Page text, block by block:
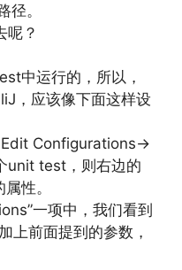
径。
呢？
中运行的，所以，
，应该像下面这样设
Configurations→
unit test，则右边的
性。
一项中，我们看到
上前面提到的参数，